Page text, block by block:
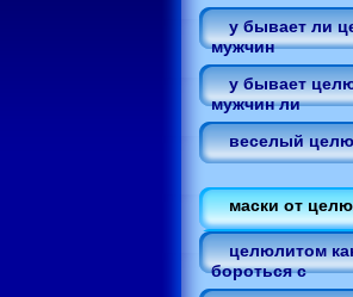
у бывает ли
мужчин
у бывает
мужчин ли
веселый
маски от
целюлитом
бороться с